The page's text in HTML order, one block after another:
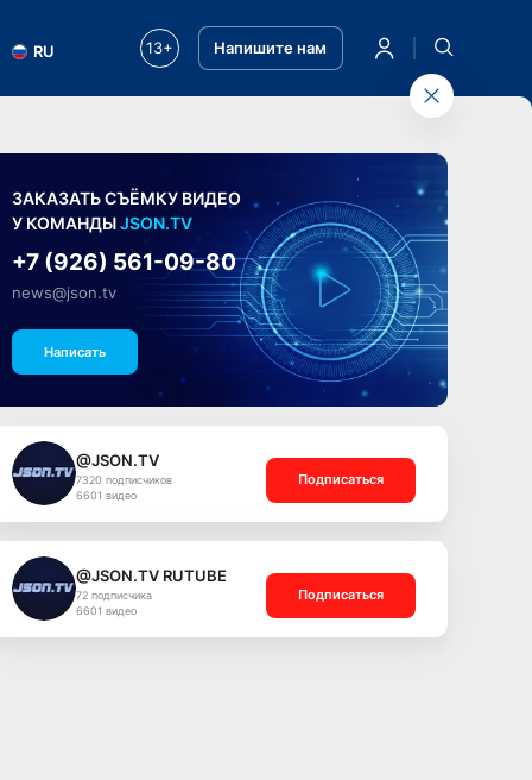
RU 13+ Напишите нам
ЗАКАЗАТЬ СЪЁМКУ ВИДЕО
У КОМАНДЫJSON.TV
+7 (926) 561-09-80
news@json.tv
Написать
@JSON.TV
7320 подписчиков
6601 видео
Подписаться
@JSON.TV RUTUBE
72 подписчика
6601 видео
Подписаться